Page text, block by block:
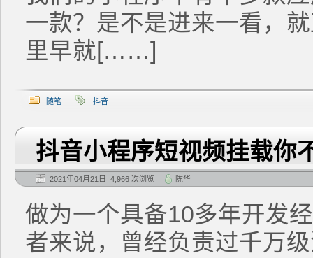
一款？是不是进来一看，
里早就[……]
随笔 抖音
抖音小程序短视频挂载你
2021年04月21日 4,966 次浏览 陈华
做为一个具备10多年开发
者来说，曾经负责过千万